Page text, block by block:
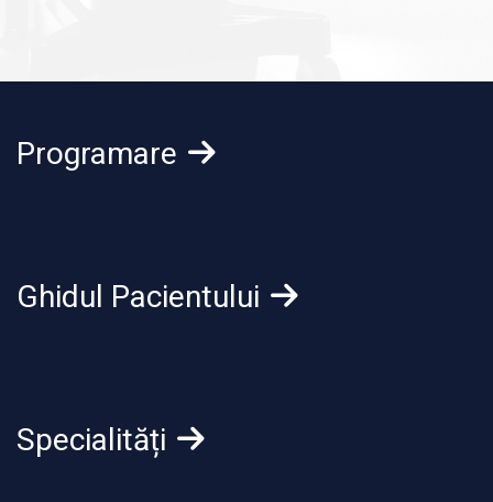
Programare
Ghidul Pacientului
Specialități